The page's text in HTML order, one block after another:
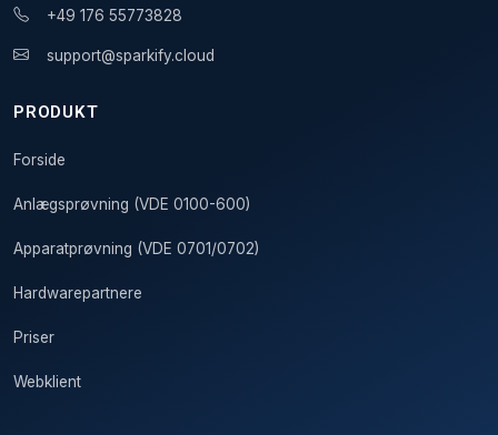
+49 176 55773828
support@sparkify.cloud
PRODUKT
Forside
Anlægsprøvning (VDE 0100-600)
Apparatprøvning (VDE 0701/0702)
Hardwarepartnere
Priser
Webklient